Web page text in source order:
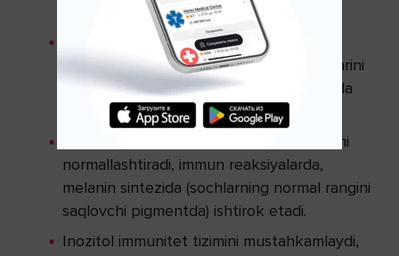
rag'batlantiradi.
Mis organlar va to'qimalarning kislorod
ochligini oldini oladi, qon tomirlari devorlarini
mustahkamlaydi. Uning yetishmovchiligida
erta oq sochlar paydo bo’lishi mumkin.
Marganes - uglevod va lipid almashinuvini
normallashtiradi, immun reaksiyalarda,
melanin sintezida (sochlarning normal rangini
saqlovchi pigmentda) ishtirok etadi.
Inozitol immunitet tizimini mustahkamlaydi,